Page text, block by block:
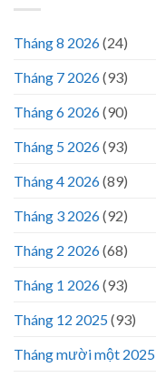
Tháng 8 2026(24)
Tháng 7 2026(93)
Tháng 6 2026(90)
Tháng 5 2026(93)
Tháng 4 2026(89)
Tháng 3 2026(92)
Tháng 2 2026(68)
Tháng 1 2026(93)
Tháng 12 2025(93)
Tháng mười một 2025